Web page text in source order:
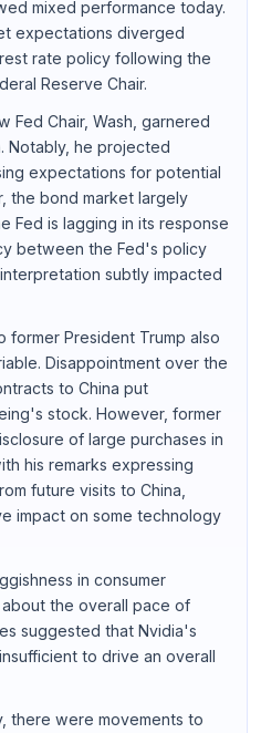
mixed performance today.
expectations diverged
rate policy following the
Reserve Chair.
Fed Chair, Wash, garnered
Notably, he projected
expectations for potential
the bond market largely
Fed is lagging in its response
between the Fed's policy
subtly impacted
President Trump also
Disappointment over the
to China put
stock. However, former
of large purchases in
his remarks expressing
future visits to China,
impact on some technology
in consumer
the overall pace of
suggested that Nvidia's
to drive an overall
there were movements to